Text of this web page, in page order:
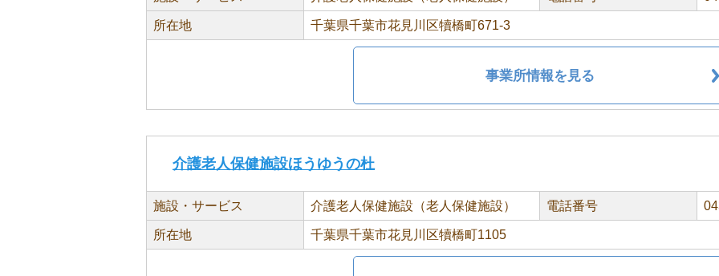
所在地 千葉県千葉市花見川区犢橋町671-3
事業所情報を見る
介護老人保健施設ほうゆうの杜
施設・サービス 介護老人保健施設（老人保健施設） 電話番号
所在地 千葉県千葉市花見川区犢橋町1105